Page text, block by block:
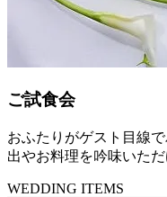
ご試食会
おふたりがゲスト目線
出やお料理を吟味いただ
WEDDING ITEMS